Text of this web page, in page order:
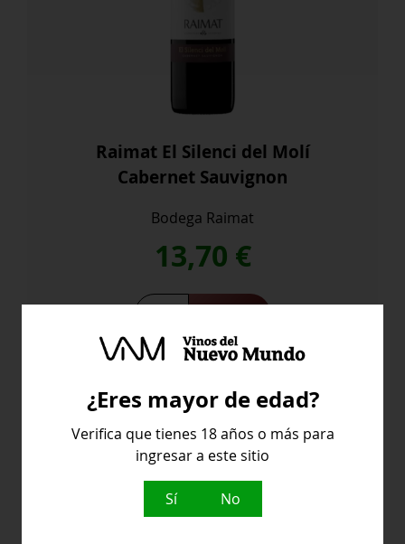
Raimat El Silenci del Molí
Cabernet Sauvignon
Bodega Raimat
13,70 €
¿Eres mayor de edad?
Verifica que tienes 18 años o más para
ingresar a este sitio
Sí No